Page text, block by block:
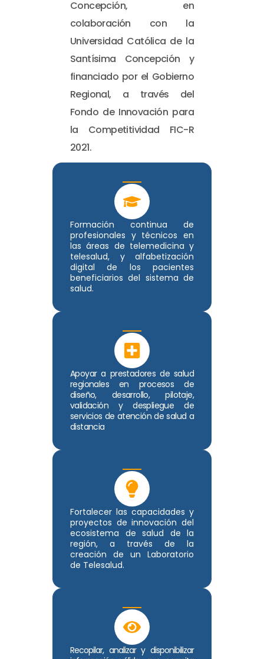
Formación continua de
profesionales y técnicos en
las áreas de telemedicina y
telesalud, y alfabetización
digital de los pacientes
beneficiarios del sistema de
salud.
Apoyar a prestadores de salud
regionales en procesos de
diseño, desarrollo, pilotaje,
validación y despliegue de
servicios de atención de salud a
distancia
Fortalecer las capacidades y
proyectos de innovación del
ecosistema de salud de la
región, a través de la
creación de un Laboratorio
de Telesalud.
Recopilar, analizar y disponibilizar
Concepción, en
colaboración con la
Universidad Católica de la
Santísima Concepción y
financiado por el Gobierno
Regional, a través del
Fondo de Innovación para
la Competitividad FIC-R
2021.